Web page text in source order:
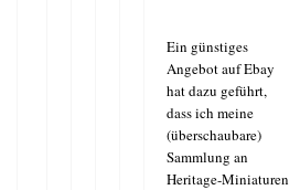
Ein günstiges
Angebot auf Ebay
hat dazu geführt,
dass ich meine
(überschaubare)
Sammlung an
Heritage-Miniaturen